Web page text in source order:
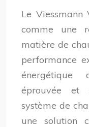
Le Viessmann
comme une
matière de
performance
énergétique
éprouvée et
système de
une solution